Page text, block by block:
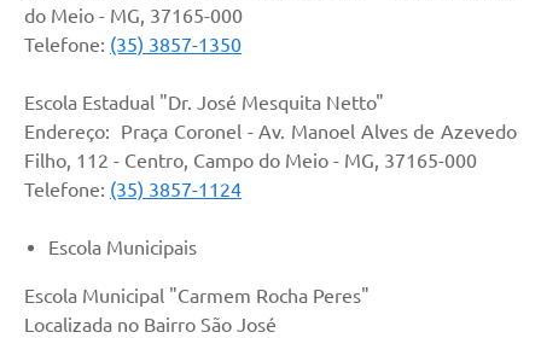
do Meio - MG, 37165-000
Telefone: (35) 3857-1350
Escola Estadual "Dr. José Mesquita Netto"
Endereço: Praça Coronel - Av. Manoel Alves de Azevedo
Filho, 112 - Centro, Campo do Meio - MG, 37165-000
Telefone: (35) 3857-1124
Escola Municipais
Escola Municipal "Carmem Rocha Peres"
Localizada no Bairro São José